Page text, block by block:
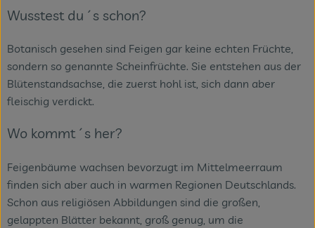
Wusstest du´s schon?
Botanisch gesehen sind Feigen gar keine echten Früchte,
sondern so genannte Scheinfrüchte. Sie entstehen aus der
Blütenstandsachse, die zuerst hohl ist, sich dann aber
fleischig verdickt.
Wo kommt´s her?
Feigenbäume wachsen bevorzugt im Mittelmeerraum
finden sich aber auch in warmen Regionen Deutschlands.
Schon aus religiösen Abbildungen sind die großen,
gelappten Blätter bekannt, groß genug, um die